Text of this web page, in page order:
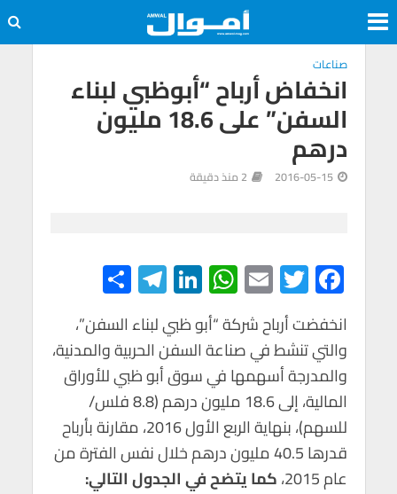
صناعات
انخفاض أرباح “أبوظبي لبناء
السفن” على 18.6 مليون
درهم
2016-05-15 2 منذ دقيقة
F
ac
e
b
o
o
k
T
wi
tt
er
E
m
ail
W
h
at
s
A
p
p
Li
n
ke
dI
n
Te
le
gr
a
m
h
ar
e
انخفضت أرباح شركة “أبو ظبي لبناء السفن”،
والتي تنشط في صناعة السفن الحربية والمدنية،
والمدرجة أسهمها في سوق أبو ظبي للأوراق
المالية، إلى 18.6 مليون درهم (8.8 فلس/
للسهم)، بنهاية الربع الأول 2016، مقارنة بأرباح
قدرها 40.5 مليون درهم خلال نفس الفترة من
عام 2015،
كما يتضح في الجدول التالي: